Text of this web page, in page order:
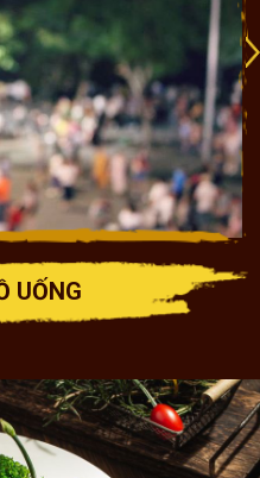
UỐNG